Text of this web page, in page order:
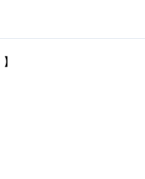
】